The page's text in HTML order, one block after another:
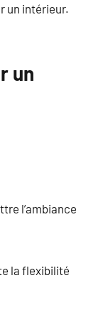
un intérieur.
un
l’ambiance
la flexibilité